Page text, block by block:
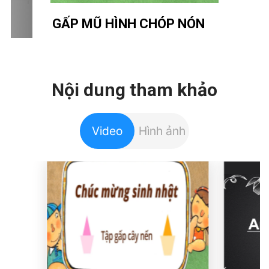
GẤP MŨ HÌNH CHÓP NÓN
Nội dung tham khảo
Video Hình ảnh